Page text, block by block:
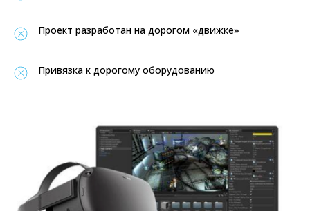
Проект разработан на дорогом «движке»
Привязка к дорогому оборудованию